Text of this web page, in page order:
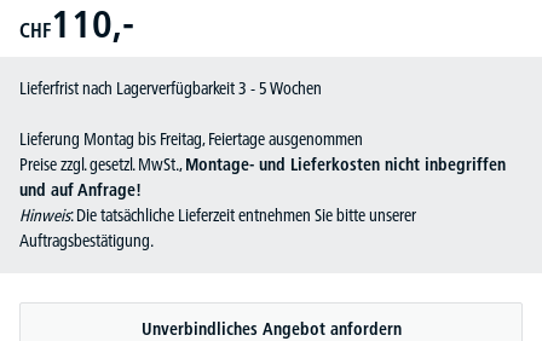
CHF110,-
Lieferfrist nach Lagerverfügbarkeit 3 - 5 Wochen
Lieferung Montag bis Freitag, Feiertage ausgenommen
Preise zzgl. gesetzl. MwSt.,Montage- und Lieferkosten nicht inbegriffen
und auf Anfrage!
Hinweis: Die tatsächliche Lieferzeit entnehmen Sie bitte unserer
Auftragsbestätigung.
Unverbindliches Angebot anfordern